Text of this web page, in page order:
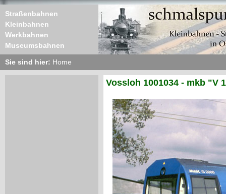
Straßenbahnen
Kleinbahnen
Werkbahnen
Museumsbahnen
Sie sind hier: Home
Vossloh 1001034 - mkb "V